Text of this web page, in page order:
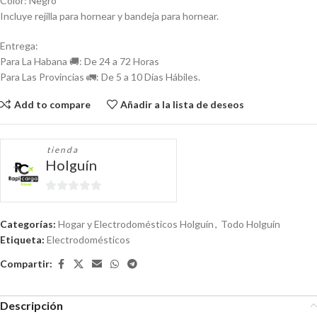
Incluye rejilla para hornear y bandeja para hornear.
Entrega:
Para La Habana 🚚: De 24 a 72 Horas
Para Las Provincias 🚛: De 5 a 10 Días Hábiles.
Add to compare Añadir a la lista de deseos
tienda
Holguín
0
Categorías: Hogar y Electrodomésticos Holguín, Todo Holguín
Etiqueta: Electrodomésticos
Compartir:
Descripción